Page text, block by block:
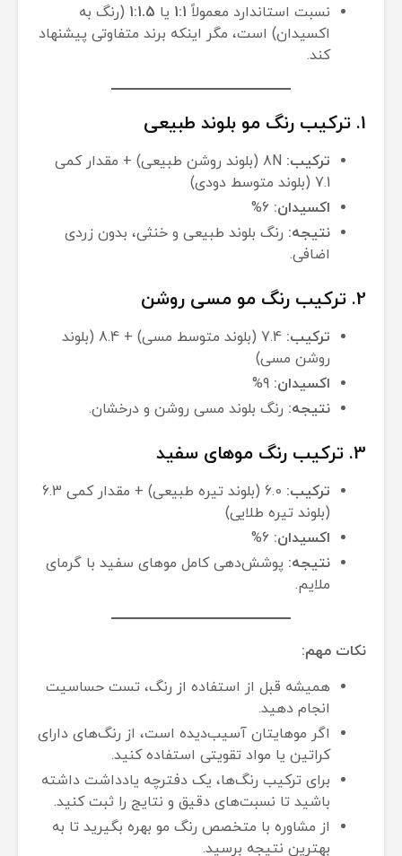
نسبت استاندارد معمولاً 1:1 یا 1:1.5 (رنگ به
اکسیدان) است، مگر اینکه برند متفاوتی پیشنهاد
کند.
1. ترکیب رنگ مو بلوند طبیعی
ترکیب:
8N (بلوند روشن طبیعی) + مقدار کمی
7.1 (بلوند متوسط دودی)
اکسیدان:
نتیجه: رنگ بلوند طبیعی و خنثی، بدون زردی
اضافی.
2. ترکیب رنگ مو مسی روشن
ترکیب:
7.4 (بلوند متوسط مسی) + 8.4 (بلوند
روشن مسی)
اکسیدان:
نتیجه: رنگ بلوند مسی روشن و درخشان.
3. ترکیب رنگ موهای سفید
ترکیب:
6.0 (بلوند تیره طبیعی) + مقدار کمی 6.3
(بلوند تیره طلایی)
اکسیدان:
نتیجه: پوشش‌دهی کامل موهای سفید با گرمای
ملایم.
نکات مهم:
همیشه قبل از استفاده از رنگ، تست حساسیت
انجام دهید.
اگر موهایتان آسیب‌دیده است، از رنگ‌های دارای
کراتین یا مواد تقویتی استفاده کنید.
برای ترکیب رنگ‌ها، یک دفترچه یادداشت داشته
باشید تا نسبت‌های دقیق و نتایج را ثبت کنید.
از مشاوره با متخصص رنگ مو بهره بگیرید تا به
بهترین نتیجه برسید.